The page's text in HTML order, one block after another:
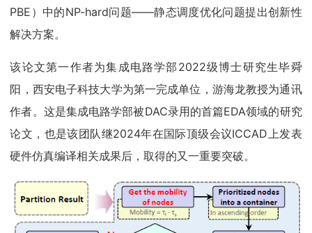
PBE）中的NP-hard问题——静态调度优化问题提出创新性
解决方案。
该论文第一作者为集成电路学部2022级博士研究生毕舜
阳，西安电子科技大学为第一完成单位，游海龙教授为通讯
作者。这是集成电路学部被DAC录用的首篇EDA领域的研究
论文，也是该团队继2024年在国际顶级会议ICCAD上发表
硬件仿真编译相关成果后，取得的又一重要突破。